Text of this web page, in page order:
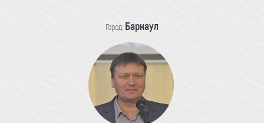
Город: Барнаул